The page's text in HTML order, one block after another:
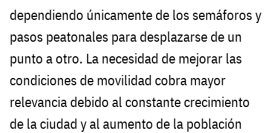
dependiendo únicamente de los semáforos y
pasos peatonales para desplazarse de un
punto a otro. La necesidad de mejorar las
condiciones de movilidad cobra mayor
relevancia debido al constante crecimiento
de la ciudad y al aumento de la población